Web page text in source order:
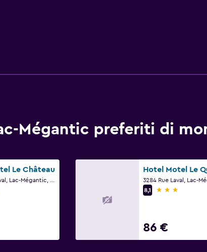
Mégantic preferiti di
Le Château Hotel Motel Le
8,1
3 stelle
86 €